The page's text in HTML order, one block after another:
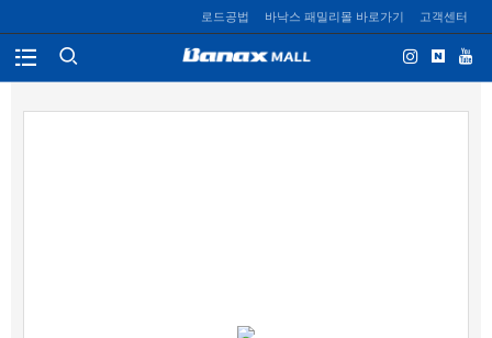
로드공법 바낙스 패밀리몰 바로가기 고객센터